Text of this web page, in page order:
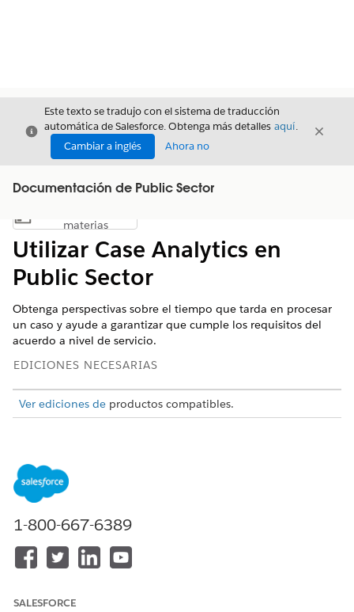
Cerrar
Este texto se tradujo con el sistema de traducción
automática de Salesforce. Obtenga más detalles aquí.
Cambiar a inglés
Ahora no
Cerrar
Documentación de Public Sector
Mostrar índice de materias
materias
Utilizar Case Analytics en
Public Sector
Obtenga perspectivas sobre el tiempo que tarda en procesar
un caso y ayude a garantizar que cumple los requisitos del
acuerdo a nivel de servicio.
EDICIONES NECESARIAS
Ver ediciones de productos compatibles.
Para acceder a casos:
Para ver el tablero Case
Desde el Iniciador de aplicación, busque y seleccione
Seleccione un registro.
1-800-667-6389
SALESFORCE